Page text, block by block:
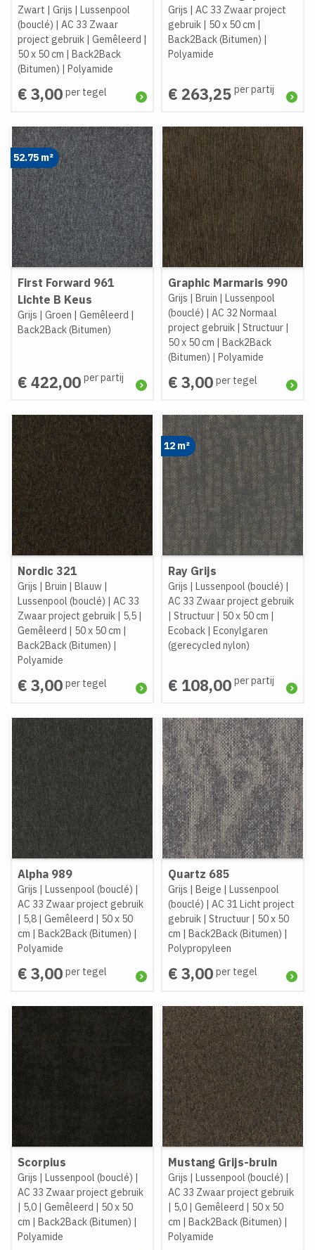
Zwart | Grijs | Lussenpool
(bouclé) | AC 33 Zwaar
project gebruik | Gemêleerd |
50 x 50 cm | Back2Back
(Bitumen) | Polyamide
€ 3,00 per tegel
Grijs | AC 33 Zwaar project
gebruik | 50 x 50 cm |
Back2Back (Bitumen) |
Polyamide
€ 263,25 per partij
52.75 m²
First Forward 961
Lichte B Keus
Grijs | Groen | Gemêleerd |
Back2Back (Bitumen)
€ 422,00 per partij
Graphic Marmaris 990
Grijs | Bruin | Lussenpool
(bouclé) | AC 32 Normaal
project gebruik | Structuur |
50 x 50 cm | Back2Back
(Bitumen) | Polyamide
€ 3,00 per tegel
Nordic 321
Grijs | Bruin | Blauw |
Lussenpool (bouclé) | AC 33
Zwaar project gebruik | 5,5 |
Gemêleerd | 50 x 50 cm |
Back2Back (Bitumen) |
Polyamide
€ 3,00 per tegel
12 m²
Ray Grijs
Grijs | Lussenpool (bouclé) |
AC 33 Zwaar project gebruik
| Structuur | 50 x 50 cm |
Ecoback | Econylgaren
(gerecycled nylon)
€ 108,00 per partij
Alpha 989
Grijs | Lussenpool (bouclé) |
AC 33 Zwaar project gebruik
| 5,8 | Gemêleerd | 50 x 50
cm | Back2Back (Bitumen) |
Polyamide
€ 3,00 per tegel
Quartz 685
Grijs | Beige | Lussenpool
(bouclé) | AC 31 Licht project
gebruik | Structuur | 50 x 50
cm | Back2Back (Bitumen) |
Polypropyleen
€ 3,00 per tegel
Scorpius
Grijs | Lussenpool (bouclé) |
AC 33 Zwaar project gebruik
| 5,0 | Gemêleerd | 50 x 50
cm | Back2Back (Bitumen) |
Polyamide
Mustang Grijs-bruin
Grijs | Lussenpool (bouclé) |
AC 33 Zwaar project gebruik
| 5,0 | Gemêleerd | 50 x 50
cm | Back2Back (Bitumen) |
Polyamide